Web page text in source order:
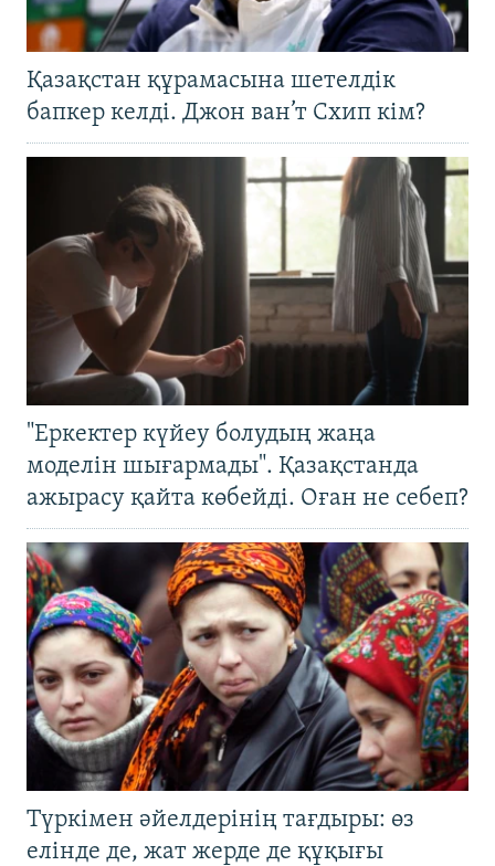
Қазақстан құрамасына шетелдік
бапкер келді. Джон ван’т Схип кім?
"Еркектер күйеу болудың жаңа
моделін шығармады". Қазақстанда
ажырасу қайта көбейді. Оған не себеп?
Түркімен әйелдерінің тағдыры: өз
елінде де, жат жерде де құқығы